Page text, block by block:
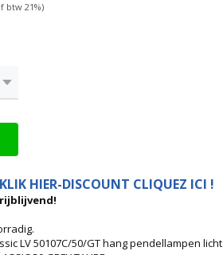
btw 21%)
HIER-DISCOUNT CLIQUEZ ICI !
LV 50107C/50/GT hang pendellampen licht